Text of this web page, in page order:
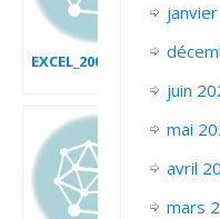
EXCEL_2007_EX_BARGRAPH
juin
mai
avril
mars